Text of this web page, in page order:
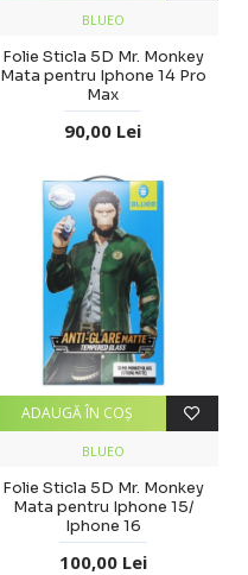
BLUEO
Folie Sticla 5D Mr. Monkey
Mata pentru Iphone 14 Pro
Max
90,00 Lei
BLUEO
Folie Sticla 5D Mr. Monkey
Mata pentru Iphone 15/
Iphone 16
100,00 Lei
ADAUGĂ ÎN COŞ